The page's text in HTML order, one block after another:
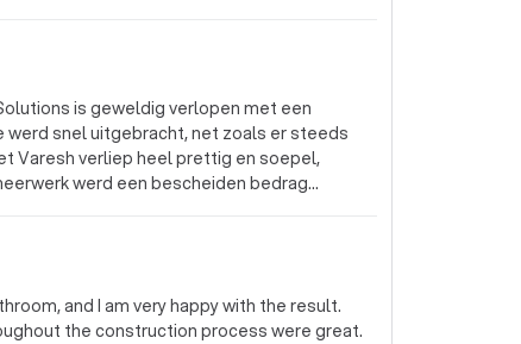
is geweldig verlopen met een
snel uitgebracht, net zoals er steeds
Varesh verliep heel prettig en soepel,
werd een bescheiden bedrag
Zij denken mee en geven de ruimte om
Bij ons was Jack de centrale figuur en
verdeling van de tegels, mooie
in de douche is een meesterwerk
en professioneel bedrijf. Voor een
and I am very happy with the result.
the construction process were great.